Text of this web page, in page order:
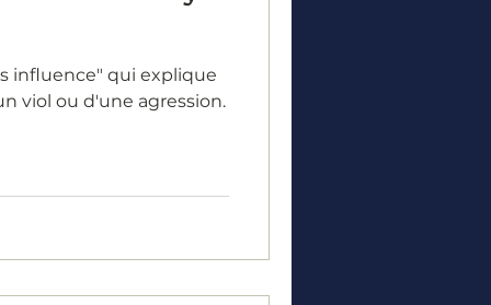
influence" qui explique
viol ou d'une agression.